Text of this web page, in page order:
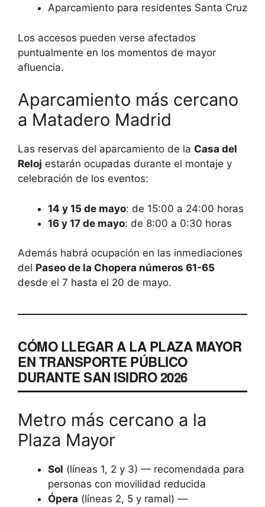
Aparcamiento para residentes Santa Cruz
Los accesos pueden verse afectados
puntualmente en los momentos de mayor
afluencia.
Aparcamiento más cercano
a Matadero Madrid
Las reservas del aparcamiento de la Casa del
Reloj estarán ocupadas durante el montaje y
celebración de los eventos:
14 y 15 de mayo: de 15:00 a 24:00 horas
16 y 17 de mayo: de 8:00 a 0:30 horas
Además habrá ocupación en las inmediaciones
del Paseo de la Chopera números 61-65
desde el 7 hasta el 20 de mayo.
CÓMO LLEGAR A LA PLAZA MAYOR
EN TRANSPORTE PÚBLICO
DURANTE SAN ISIDRO 2026
Metro más cercano a la
Plaza Mayor
Sol (líneas 1, 2 y 3) — recomendada para
personas con movilidad reducida
Ópera (líneas 2, 5 y ramal) —